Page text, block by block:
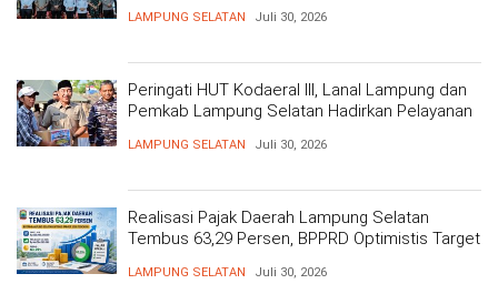
LAMPUNG SELATAN Juli 30, 2026
Peringati HUT Kodaeral III, Lanal Lampung dan
Pemkab Lampung Selatan Hadirkan Pelayanan
LAMPUNG SELATAN Juli 30, 2026
Realisasi Pajak Daerah Lampung Selatan
Tembus 63,29 Persen, BPPRD Optimistis Target
LAMPUNG SELATAN Juli 30, 2026